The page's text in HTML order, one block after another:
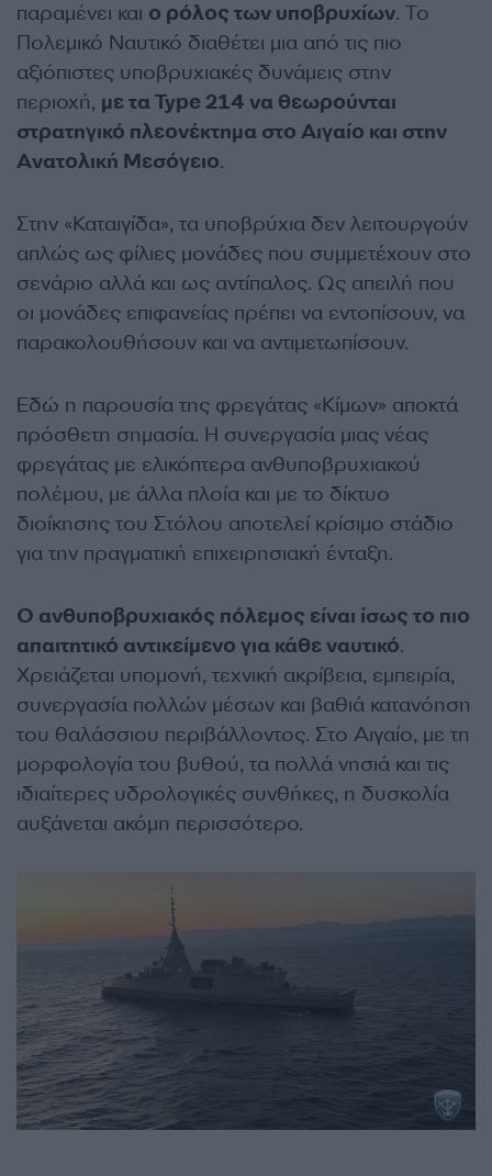
παραμένει και ο ρόλος των υποβρυχίων. Το
Πολεμικό Ναυτικό διαθέτει μια από τις πιο
αξιόπιστες υποβρυχιακές δυνάμεις στην
περιοχή, με τα Type 214 να θεωρούνται
στρατηγικό πλεονέκτημα στο Αιγαίο και στην
Ανατολική Μεσόγειο.
Στην «Καταιγίδα», τα υποβρύχια δεν λειτουργούν
απλώς ως φίλιες μονάδες που συμμετέχουν στο
σενάριο αλλά και ως αντίπαλος. Ως απειλή που
οι μονάδες επιφανείας πρέπει να εντοπίσουν, να
παρακολουθήσουν και να αντιμετωπίσουν.
Εδώ η παρουσία της φρεγάτας «Κίμων» αποκτά
πρόσθετη σημασία. Η συνεργασία μιας νέας
φρεγάτας με ελικόπτερα ανθυποβρυχιακού
πολέμου, με άλλα πλοία και με το δίκτυο
διοίκησης του Στόλου αποτελεί κρίσιμο στάδιο
για την πραγματική επιχειρησιακή ένταξη.
Ο ανθυποβρυχιακός πόλεμος είναι ίσως το πιο
απαιτητικό αντικείμενο για κάθε ναυτικό.
Χρειάζεται υπομονή, τεχνική ακρίβεια, εμπειρία,
συνεργασία πολλών μέσων και βαθιά κατανόηση
του θαλάσσιου περιβάλλοντος. Στο Αιγαίο, με τη
μορφολογία του βυθού, τα πολλά νησιά και τις
ιδιαίτερες υδρολογικές συνθήκες, η δυσκολία
αυξάνεται ακόμη περισσότερο.